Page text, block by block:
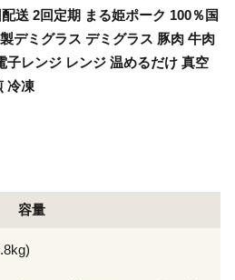
送 2回定期 まる姫ポーク 100％国
デミグラス デミグラス 豚肉 牛肉
子レンジ レンジ 温めるだけ 真空
冷凍
容量